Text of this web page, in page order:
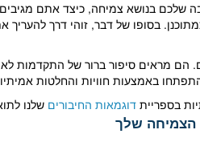
שלכם בנושא צמיחה, כיצד אתם
בסופו של דבר, זוהי דרך
הם מראים סיפור ברור של התקדמות
באמצעות חוויות והחלטות
בספריית דוגמאות החיבורים שלנו
הצמיחה שלך